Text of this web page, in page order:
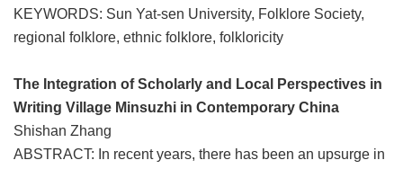
KEYWORDS: Sun Yat-sen University, Folklore Society,
regional folklore, ethnic folklore, folkloricity
The Integration of Scholarly and Local Perspectives in
Writing Village Minsuzhi in Contemporary China
Shishan Zhang
ABSTRACT: In recent years, there has been an upsurge in